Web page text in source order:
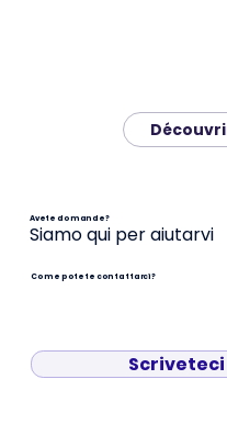
Come potete contattarci?
Avete domande?
Siamo qui per aiutarvi